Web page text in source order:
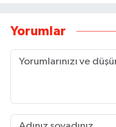
Yorumlar